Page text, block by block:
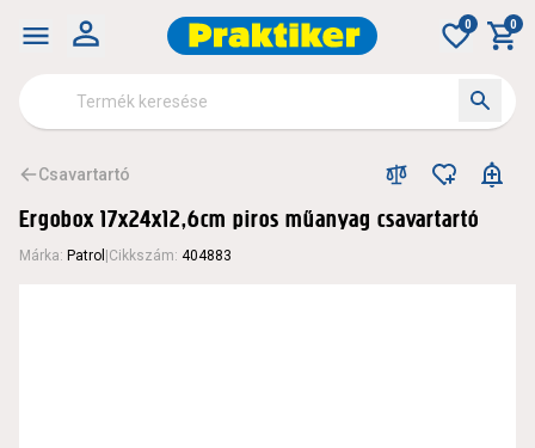
0 0
Csavartartó
Ergobox 17x24x12,6cm piros műanyag csavartartó
Márka: Patrol Cikkszám: 404883
Ergobox 17x24x12,6cm piros műanyag csavartartó -